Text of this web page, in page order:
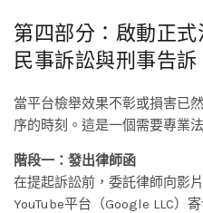
第四部分：啟動正式
民事訴訟與刑事告訴
當平台檢舉效果不彰或損害已
序的時刻。這是一個需要專業
階段一：發出律師函
在提起訴訟前，委託律師向影
YouTube平台（Google LLC）